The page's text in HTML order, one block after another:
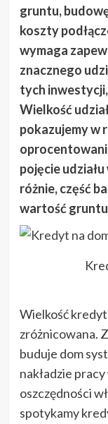
gruntu,
koszty
wymaga
znacznego
tych
Wielkość
pokazujemy w
pojęcie
różnie, część
wartość
Wielkość
zróżnicowana.
buduje dom
nakładzie
oszczędności
spotykamy